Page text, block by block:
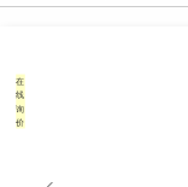
在
线
询
价